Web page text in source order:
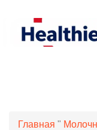
Главная "